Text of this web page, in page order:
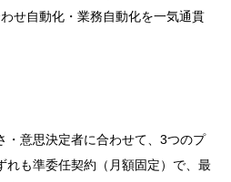
せ自動化・業務自動化を一気通貫
・意思決定者に合わせて、3つのプ
れも準委任契約（月額固定）で、最